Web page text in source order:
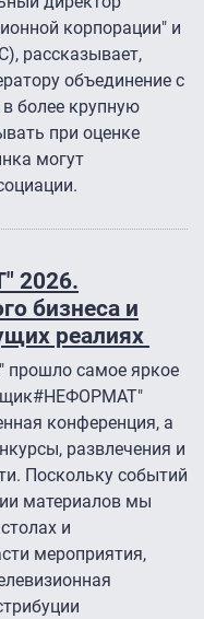
корпорации" и
рассказывает,
объединение с
более крупную
при оценке
могут
2026.
бизнеса и
реалиях
прошло самое яркое
конференция, а
развлечения и
Поскольку событий
материалов мы
и
мероприятия,